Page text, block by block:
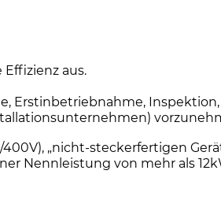
aus.
Erstinbetriebnahme,
„nicht-steckerfertigen
Nennleistung von mehr als